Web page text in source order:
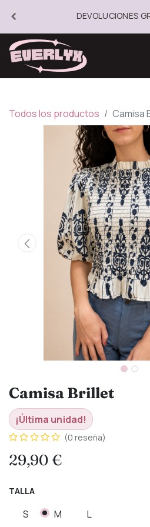
DEVOLUCIONES
Todos los productos Camisa
Camisa Brillet
¡Última unidad!
(0 reseña)
29,90€
TALLA
S M L